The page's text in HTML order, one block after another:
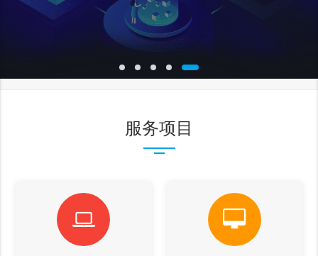
服务项目